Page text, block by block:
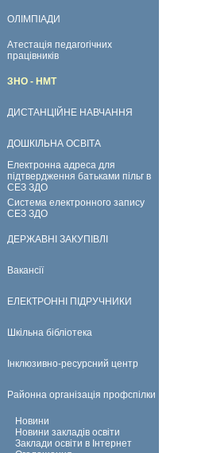
ОЛІМПІАДИ
Атестація педагогічних
працівників
ЗНО - НМТ
ДИСТАНЦІЙНЕ НАВЧАННЯ
ДОШКІЛЬНА ОСВІТА
Електронна адреса для
підтвердження батьками пільг в
СЕЗ ЗДО
Система електронного запису
СЕЗ ЗДО
ДЕРЖАВНІ ЗАКУПІВЛІ
Вакансії
ЕЛЕКТРОННІ ПІДРУЧНИКИ
Шкільна бібліотека
Інклюзивно-ресурсний центр
Районна організація профспілки
Новини
Новини закладів освіти
Заклади освіти в Інтернет